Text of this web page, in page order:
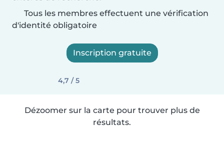
Tous les membres effectuent une vérification
d'identité obligatoire
Inscription gratuite
4,7 / 5
Dézoomer sur la carte pour trouver plus de
résultats.